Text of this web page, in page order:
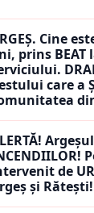
Cine
prins
care a
de
și Rătești!